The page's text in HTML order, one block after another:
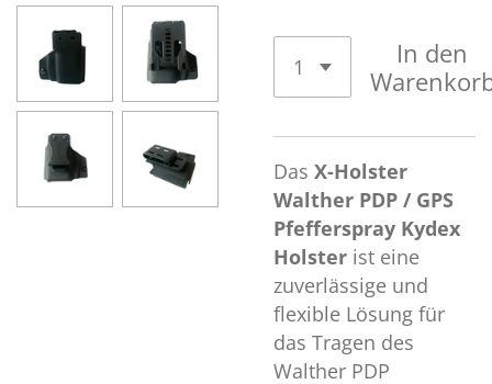
In den
Das X-Holster
Walther PDP / GPS
Pfefferspray Kydex
Holster ist eine
zuverlässige und
flexible Lösung für
das Tragen des
Walther PDP